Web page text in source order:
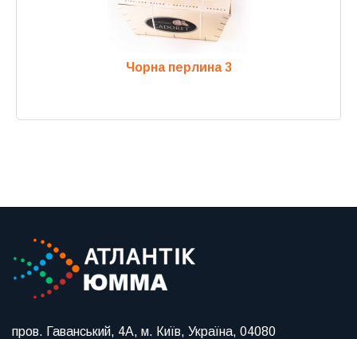
Чорна перлина 3
пров. Гаванський, 4А, м. Київ, Україна, 04080